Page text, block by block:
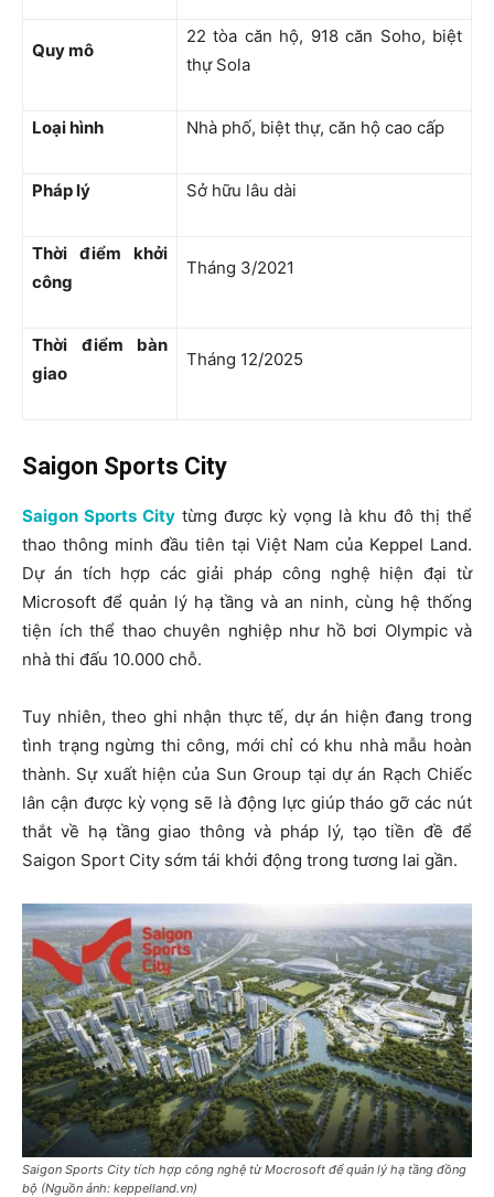
Quy mô
22 tòa căn hộ, 918 căn Soho, biệt
thự Sola
Loại hình Nhà phố, biệt thự, căn hộ cao cấp
Pháp lý Sở hữu lâu dài
Thời điểm khởi
công
Tháng 3/2021
Thời điểm bàn
giao
Tháng 12/2025
Saigon Sports City
Saigon Sports City từng được kỳ vọng là khu đô thị thể
thao thông minh đầu tiên tại Việt Nam của Keppel Land.
Dự án tích hợp các giải pháp công nghệ hiện đại từ
Microsoft để quản lý hạ tầng và an ninh, cùng hệ thống
tiện ích thể thao chuyên nghiệp như hồ bơi Olympic và
nhà thi đấu 10.000 chỗ.
Tuy nhiên, theo ghi nhận thực tế, dự án hiện đang trong
tình trạng ngừng thi công, mới chỉ có khu nhà mẫu hoàn
thành. Sự xuất hiện của Sun Group tại dự án Rạch Chiếc
lân cận được kỳ vọng sẽ là động lực giúp tháo gỡ các nút
thắt về hạ tầng giao thông và pháp lý, tạo tiền đề để
Saigon Sport City sớm tái khởi động trong tương lai gần.
Saigon Sports City tích hợp công nghệ từ Mocrosoft để quản lý hạ tầng đồng
bộ (Nguồn ảnh: keppelland.vn)